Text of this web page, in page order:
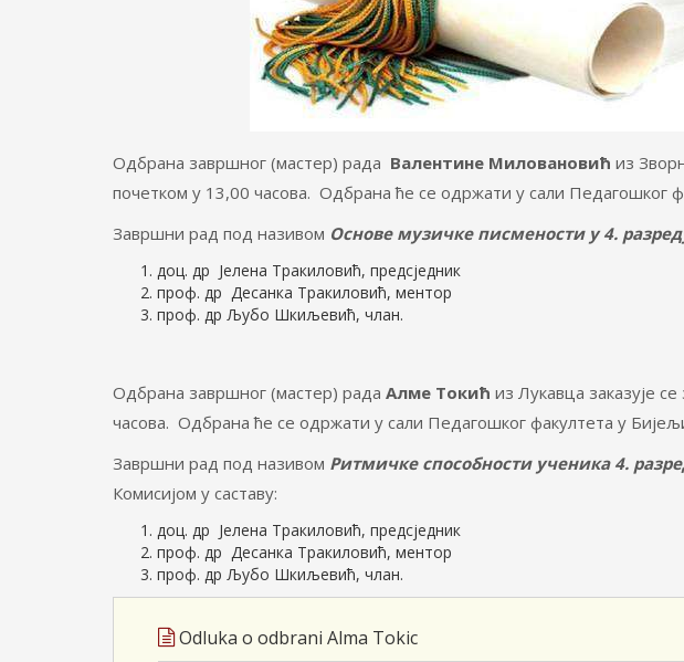
Одбрана завршног (мастер) рада Валентине Миловановић из
почетком у 13,00 часова. Одбрана ће се одржати у сали Педагошког
Завршни рад под називом Основе музичке писмености у 4.
доц. др Јелена Тракиловић, предсједник
проф. др Десанка Тракиловић, ментор
проф. др Љубо Шкиљевић, члан.
Одбрана завршног (мастер) рада Алме Токић из Лукавца заказује
часова. Одбрана ће се одржати у сали Педагошког факултета у
Завршни рад под називом Ритмичке способности ученика 4.
Комисијом у саставу:
доц. др Јелена Тракиловић, предсједник
проф. др Десанка Тракиловић, ментор
проф. др Љубо Шкиљевић, члан.
Odluka o odbrani Alma Tokic